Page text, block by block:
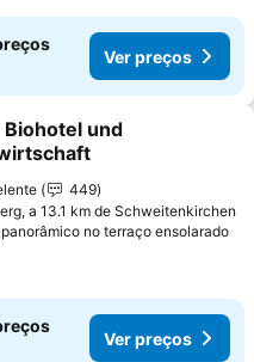
Ver preços
aos favoritos
und
449
a 13.1 km de Schweitenkirchen
no terraço ensolarado
Ver preços